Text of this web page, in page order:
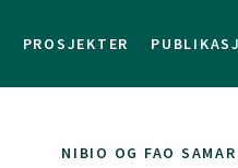
PROSJEKTER
NIBIO OG FAO